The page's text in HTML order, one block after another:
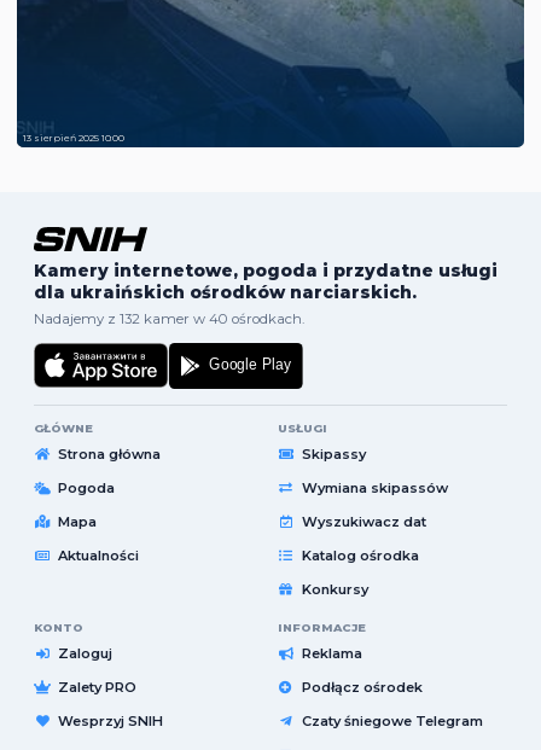
13 sierpień 2025 10:00
Kamery internetowe, pogoda i przydatne usługi
dla ukraińskich ośrodków narciarskich.
Nadajemy z 132 kamer w 40 ośrodkach.
GŁÓWNE
Strona główna
Pogoda
Mapa
Aktualności
USŁUGI
Skipassy
Wymiana skipassów
Wyszukiwacz dat
Katalog ośrodka
Konkursy
KONTO
Zaloguj
Zalety PRO
Wesprzyj SNIH
INFORMACJE
Reklama
Podłącz ośrodek
Czaty śniegowe Telegram